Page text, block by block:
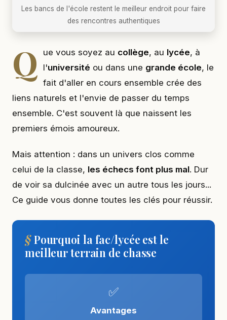
Les bancs de l'école restent le meilleur endroit pour faire
des rencontres authentiques
Q ue vous soyez au collège, au lycée, à
l'université ou dans une grande école, le
fait d'aller en cours ensemble crée des
liens naturels et l'envie de passer du temps
ensemble. C'est souvent là que naissent les
premiers émois amoureux.
Mais attention : dans un univers clos comme
celui de la classe, les échecs font plus mal. Dur
de voir sa dulcinée avec un autre tous les jours...
Ce guide vous donne toutes les clés pour réussir.
Pourquoi la fac/lycée est le
meilleur terrain de chasse
✅
Avantages